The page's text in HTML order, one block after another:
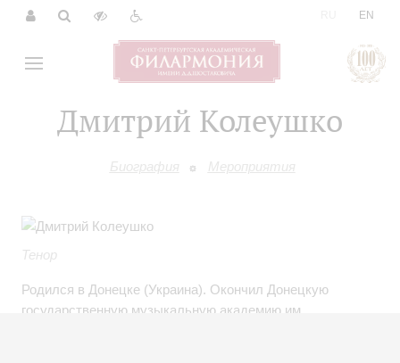
EN
Дмитрий Колеушко
Биография Мероприятия
Тенор
Родился в Донецке (Украина). Окончил Донецкую
государственную музыкальную академию им.